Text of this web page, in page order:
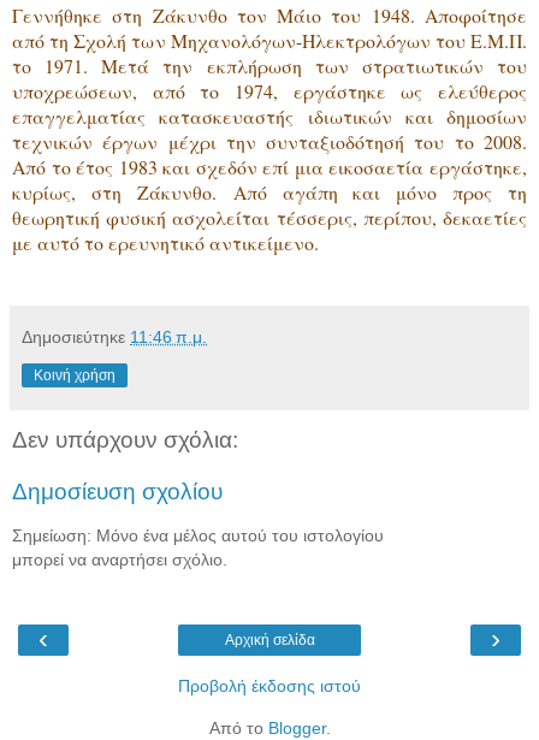
Γεννήθηκε στη Ζάκυνθο τον Μάιο του 1948. Αποφοίτησε
από τη Σχολή των Μηχανολόγων-Ηλεκτρολόγων του Ε.Μ.Π.
το 1971. Μετά την εκπλήρωση των στρατιωτικών του
υποχρεώσεων, από το 1974, εργάστηκε ως ελεύθερος
επαγγελματίας κατασκευαστής ιδιωτικών και δημοσίων
τεχνικών έργων μέχρι την συνταξιοδότησή του το 2008.
Από το έτος 1983 και σχεδόν επί μια εικοσαετία εργάστηκε,
κυρίως, στη Ζάκυνθο. Από αγάπη και μόνο προς τη
θεωρητική φυσική ασχολείται τέσσερις, περίπου, δεκαετίες
με αυτό το ερευνητικό αντικείμενο.
Δημοσιεύτηκε 11:46 π.μ.
Κοινή χρήση
Δεν υπάρχουν σχόλια:
Δημοσίευση σχολίου
Σημείωση: Μόνο ένα μέλος αυτού του ιστολογίου
μπορεί να αναρτήσει σχόλιο.
‹ ›
Αρχική σελίδα
Προβολή έκδοσης ιστού
Από το Blogger.